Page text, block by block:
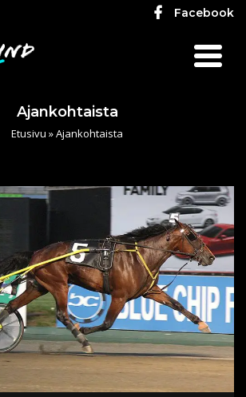
Facebook
Ajankohtaista
Etusivu »Ajankohtaista